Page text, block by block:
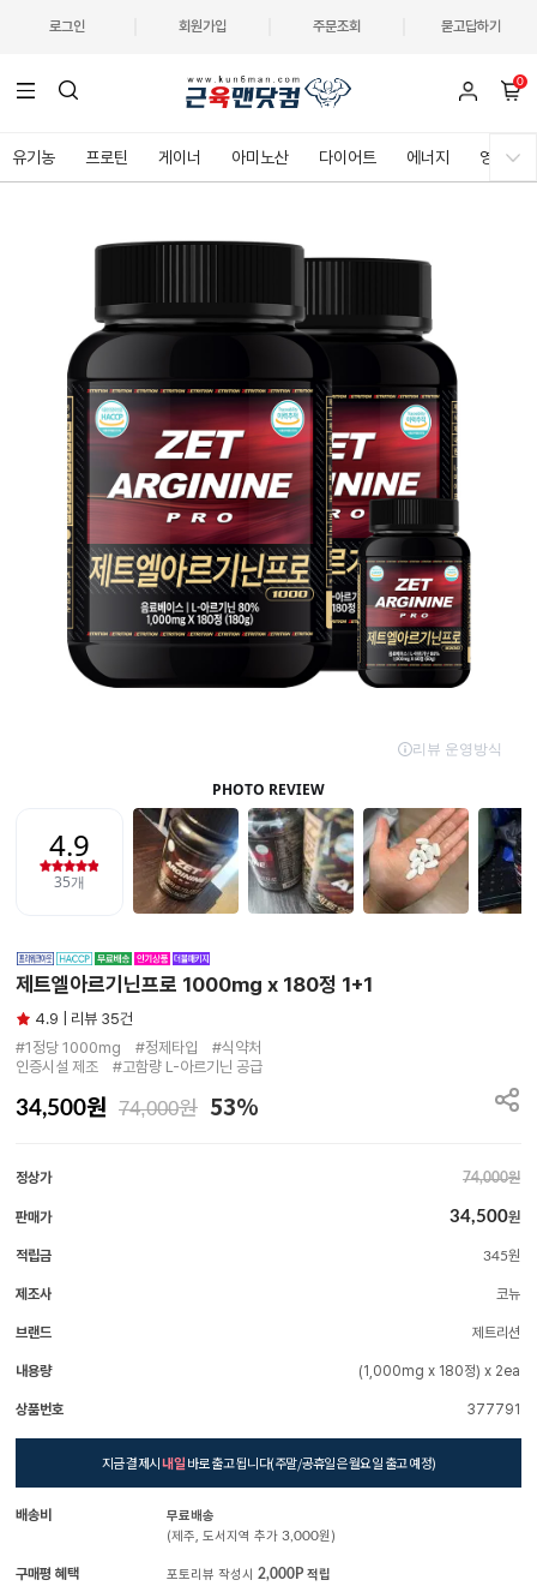
로그인 회원가입 주문조회 묻고답하기
0
유기농 프로틴 게이너 아미노산 다이어트 에너지 영양제
제트엘아르기닌프로 1000mg x 180정 1+1
4.9 | 리뷰 35건
#1정당 1000mg　#정제타입　#식약처
인증시설 제조　#고함량 L-아르기닌 공급
34,500원 74,000원 53%
정상가 74,000원
판매가 34,500원
적립금 345원
제조사 코뉴
브랜드 제트리션
내용량 (1,000mg x 180정) x 2ea
상품번호 377791
지금 결제시내일바로 출고 됩니다(주말/공휴일은 월요일 출고 예정)
배송비
무료배송
(제주, 도서지역 추가 3,000원)
구매평 혜택 포토리뷰 작성시 2,000P적립